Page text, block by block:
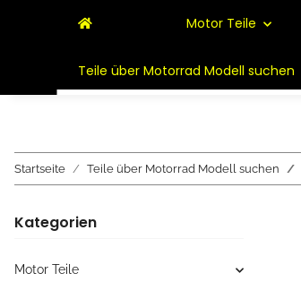
Motor Teile
Teile über Motorrad Modell suchen
Startseite Teile über Motorrad Modell suchen
Kategorien
Motor Teile